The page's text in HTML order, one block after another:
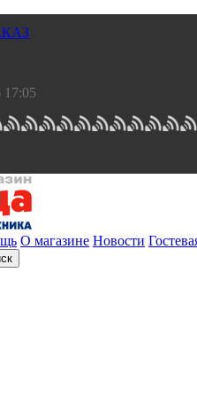
17:05
О магазине Новости